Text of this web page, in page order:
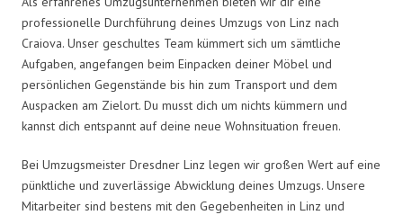
professionelle Durchführung deines Umzugs von Linz nach
Craiova. Unser geschultes Team kümmert sich um sämtliche
Aufgaben, angefangen beim Einpacken deiner Möbel und
persönlichen Gegenstände bis hin zum Transport und dem
Auspacken am Zielort. Du musst dich um nichts kümmern und
kannst dich entspannt auf deine neue Wohnsituation freuen.
Bei Umzugsmeister Dresdner Linz legen wir großen Wert auf eine
pünktliche und zuverlässige Abwicklung deines Umzugs. Unsere
Mitarbeiter sind bestens mit den Gegebenheiten in Linz und